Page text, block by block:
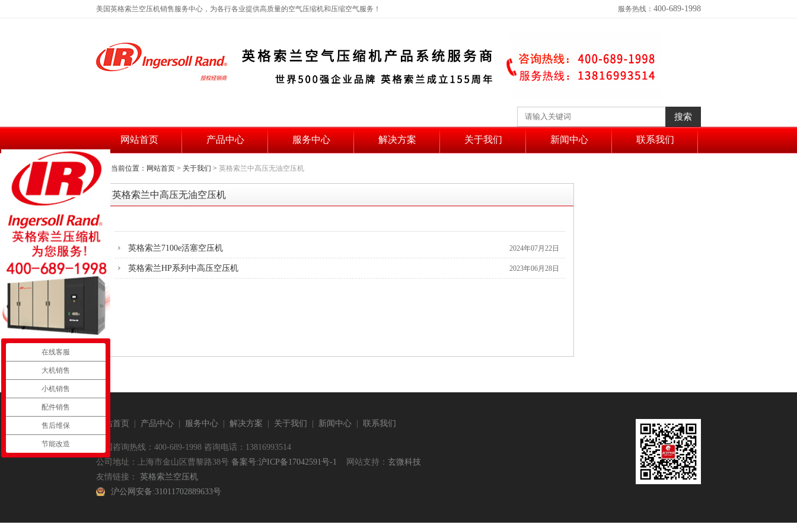
美国英格索兰空压机销售服务中心，为各行各业提供高质量的空气压缩机和压缩空气服务！ 服务热线： 400-689-1998
网站首页 产品中心 服务中心 解决方案 关于我们 新闻中心 联系我们
当前位置： 网站首页 > 关于我们 > 英格索兰中高压无油空压机
英格索兰中高压无油空压机
2024年07月22日
英格索兰7100e活塞空压机
2023年06月28日
英格索兰HP系列中高压空压机
网站首页 产品中心 服务中心 解决方案 关于我们 新闻中心 联系我们
全国咨询热线：400-689-1998 咨询电话：13816993514
公司地址：上海市金山区曹黎路38号 备案号:沪ICP备17042591号-1 网站支持： 玄微科技
友情链接： 英格索兰空压机
沪公网安备:31011702889633号
在线客服
大机销售
小机销售
配件销售
售后维保
节能改造